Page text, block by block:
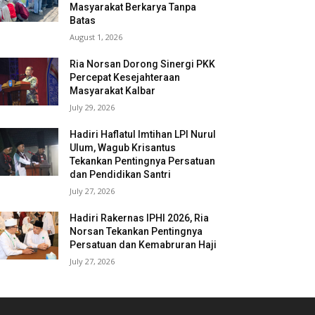
Masyarakat Berkarya Tanpa
Batas
August 1, 2026
Ria Norsan Dorong Sinergi PKK
Percepat Kesejahteraan
Masyarakat Kalbar
July 29, 2026
Hadiri Haflatul Imtihan LPI Nurul
Ulum, Wagub Krisantus
Tekankan Pentingnya Persatuan
dan Pendidikan Santri
July 27, 2026
Hadiri Rakernas IPHI 2026, Ria
Norsan Tekankan Pentingnya
Persatuan dan Kemabruran Haji
July 27, 2026